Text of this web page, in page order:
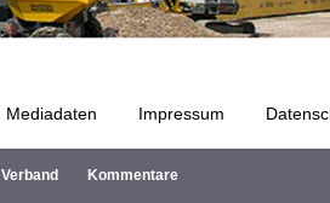
Mediadaten Impressum
Verband Kommentare